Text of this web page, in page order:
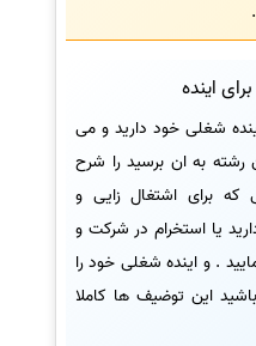
اینده
شغلی خود دارید و می
به ان برسید را شرح
برای اشتغال زایی و
یا استخرام در شرکت و
. و اینده شغلی خود را
این توضیف ها کاملا